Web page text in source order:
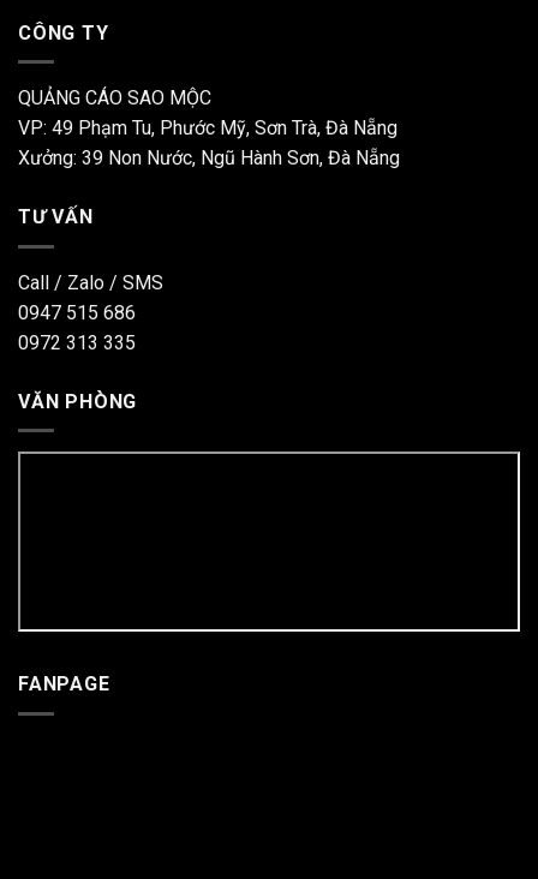
CÔNG TY
QUẢNG CÁO SAO MỘC
VP: 49 Phạm Tu, Phước Mỹ, Sơn Trà, Đà Nẵng
Xưởng: 39 Non Nước, Ngũ Hành Sơn, Đà Nẵng
TƯ VẤN
Call / Zalo / SMS
0947 515 686
0972 313 335
VĂN PHÒNG
FANPAGE